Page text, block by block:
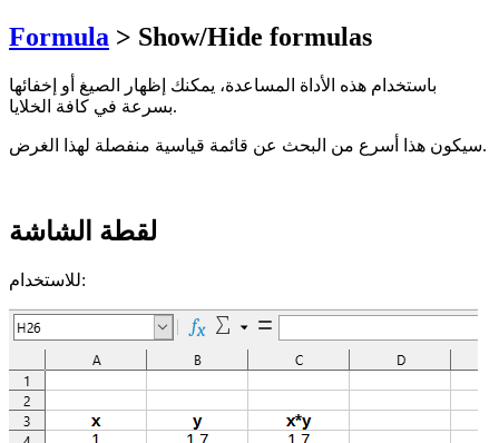
Formula > Show/Hide formulas
باستخدام هذه الأداة المساعدة، يمكنك إظهار الصيغ أو إخفائها
بسرعة في كافة الخلايا.
سيكون هذا أسرع من البحث عن قائمة قياسية منفصلة لهذا الغرض.
لقطة الشاشة
للاستخدام: